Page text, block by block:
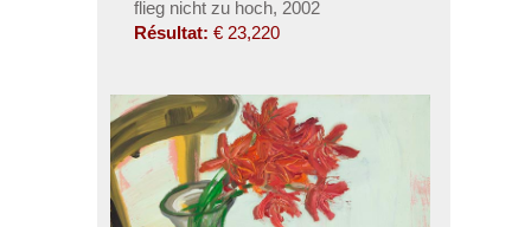
flieg nicht zu hoch, 2002
Résultat: € 23,220